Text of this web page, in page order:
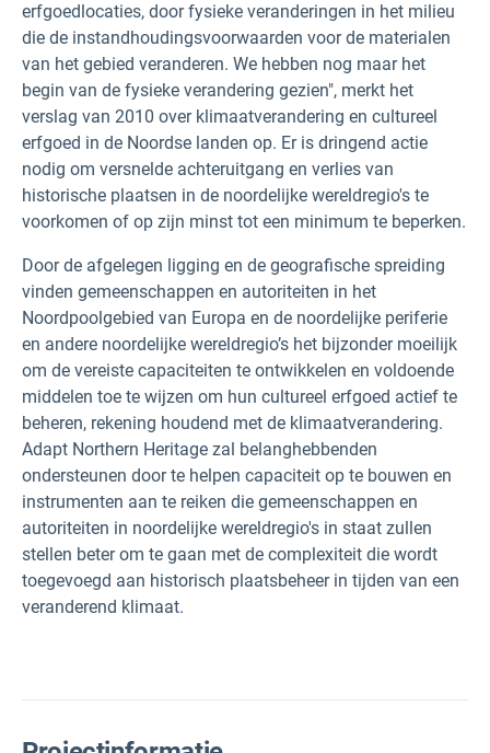
erfgoedlocaties, door fysieke veranderingen in het milieu
die de instandhoudingsvoorwaarden voor de materialen
van het gebied veranderen. We hebben nog maar het
begin van de fysieke verandering gezien", merkt het
verslag van 2010 over klimaatverandering en cultureel
erfgoed in de Noordse landen op. Er is dringend actie
nodig om versnelde achteruitgang en verlies van
historische plaatsen in de noordelijke wereldregio's te
voorkomen of op zijn minst tot een minimum te beperken.
Door de afgelegen ligging en de geografische spreiding
vinden gemeenschappen en autoriteiten in het
Noordpoolgebied van Europa en de noordelijke periferie
en andere noordelijke wereldregio’s het bijzonder moeilijk
om de vereiste capaciteiten te ontwikkelen en voldoende
middelen toe te wijzen om hun cultureel erfgoed actief te
beheren, rekening houdend met de klimaatverandering.
Adapt Northern Heritage zal belanghebbenden
ondersteunen door te helpen capaciteit op te bouwen en
instrumenten aan te reiken die gemeenschappen en
autoriteiten in noordelijke wereldregio's in staat zullen
stellen beter om te gaan met de complexiteit die wordt
toegevoegd aan historisch plaatsbeheer in tijden van een
veranderend klimaat.